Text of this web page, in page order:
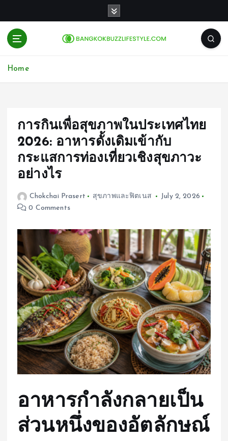
Home
การกินเพื่อสุขภาพในประเทศไทย
2026: อาหารดั้งเดิมเข้ากับ
กระแสการท่องเที่ยวเชิงสุขภาวะ
อย่างไร
Chokchai Prasert สุขภาพและฟิตเนส
July 2, 2026
0 Comments
อาหารกำลังกลายเป็น
ส่วนหนึ่งของอัตลักษณ์